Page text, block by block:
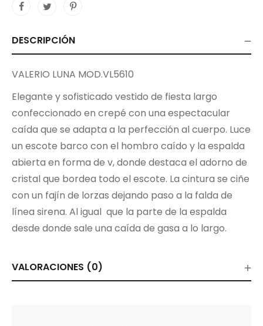
DESCRIPCIÓN
VALERIO LUNA MOD.VL5610
Elegante y sofisticado vestido de fiesta largo
confeccionado en crepé con una espectacular
caída que se adapta a la perfección al cuerpo. Luce
un escote barco con el hombro caído y la espalda
abierta en forma de v, donde destaca el adorno de
cristal que bordea todo el escote. La cintura se ciñe
con un fajín de lorzas dejando paso a la falda de
línea sirena. Al igual que la parte de la espalda
desde donde sale una caída de gasa a lo largo.
VALORACIONES (0)